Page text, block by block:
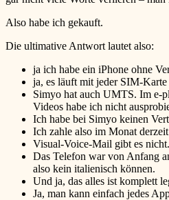
Also habe ich gekauft.
Die ultimative Antwort lautet also:
ja ich habe ein iPhone ohne
ja, es läuft mit jeder SIM-
Simyo hat auch UMTS. Im e-
Videos habe ich nicht
Ich habe bei Simyo keinen
Ich zahle also im Monat
Visual-Voice-Mail gibt es
Das Telefon war von Anfang
also kein italienisch können.
Und ja, das alles ist komplett
Ja, man kann einfach jedes